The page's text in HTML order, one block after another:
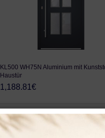
KL500 WH75N Aluminium mit
Haustür
1,188.81€